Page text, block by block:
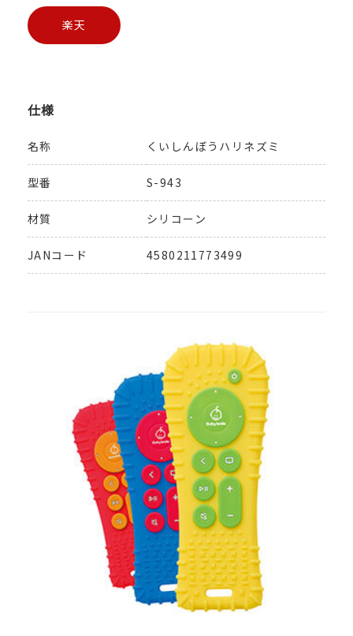
楽天
仕様
名称 くいしんぼうハリネズミ
型番 S-943
材質 シリコーン
JANコード 4580211773499